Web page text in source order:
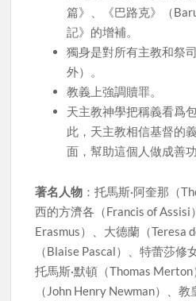
篇》、《巴路克》（
記》的增補。
獨身是對所有主教和祭
外）。
教義上強調贖罪。
天主教神學把稱義看爲
此，天主教相信基督的
面，幫助這個人做成善功
著名人物 ：托馬斯·阿奎那（
西的方濟各（Francis of Assisi
Erasmus）、大德蘭（Teresa
（Blaise Pascal）、特蕾莎修
托馬斯·默頓（Thomas Merton
（John Henry Newman）、